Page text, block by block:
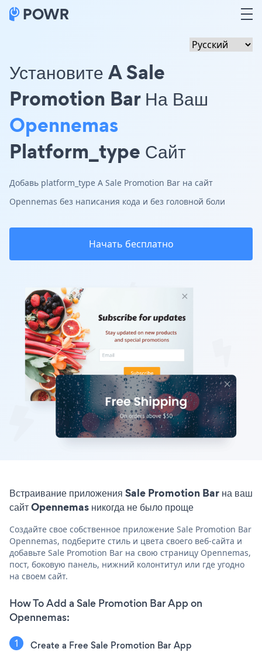
Установите A Sale
Promotion Bar На Ваш
Opennemas
Platform_type Сайт
Добавь platform_type A Sale Promotion Bar на сайт
Opennemas без написания кода и без головной боли
Начать бесплатно
Встраивание приложения Sale Promotion Bar на ваш
сайт Opennemas никогда не было проще
Создайте свое собственное приложение Sale Promotion Bar
Opennemas, подберите стиль и цвета своего веб-сайта и
добавьте Sale Promotion Bar на свою страницу Opennemas,
пост, боковую панель, нижний колонтитул или где угодно
на своем сайт.
How To Add a Sale Promotion Bar App on
Opennemas:
Create a Free Sale Promotion Bar App